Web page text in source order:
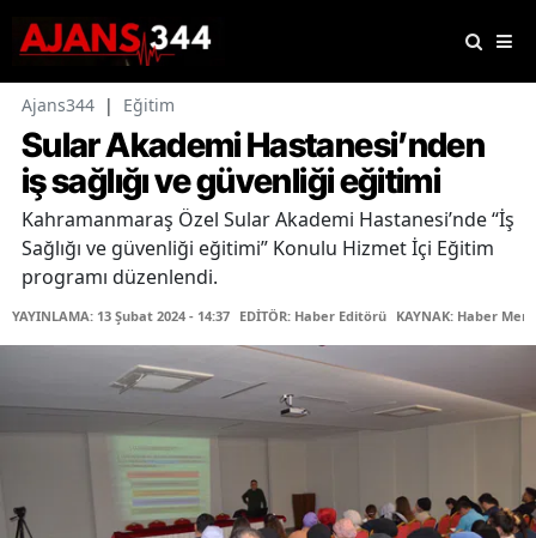
Ajans344 | Eğitim
Sular Akademi Hastanesi’nden
iş sağlığı ve güvenliği eğitimi
Kahramanmaraş Özel Sular Akademi Hastanesi’nde “İş
Sağlığı ve güvenliği eğitimi” Konulu Hizmet İçi Eğitim
programı düzenlendi.
YAYINLAMA: 13 Şubat 2024 - 14:37 EDİTÖR: Haber Editörü KAYNAK: Haber